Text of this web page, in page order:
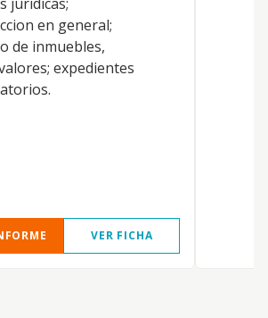
en general;
de inmuebles,
expedientes
VER FICHA